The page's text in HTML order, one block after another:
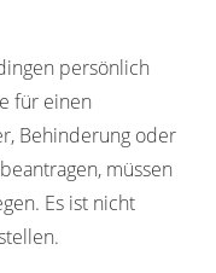
persönlich
für einen
Behinderung oder
müssen
Es ist nicht